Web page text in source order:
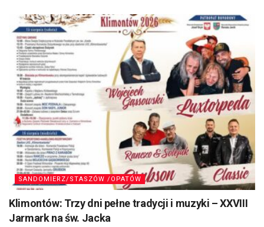
SANDOMIERZ/STASZÓW /OPATÓW
Klimontów: Trzy dni pełne tradycji i muzyki – XXVIII
Jarmark na św. Jacka